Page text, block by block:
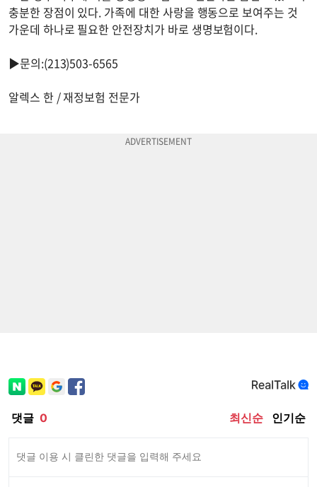
충분한 장점이 있다. 가족에 대한 사랑을 행동으로 보여주는 것
가운데 하나로 필요한 안전장치가 바로 생명보험이다.
▶문의:(213)503-6565
알렉스 한 / 재정보험 전문가